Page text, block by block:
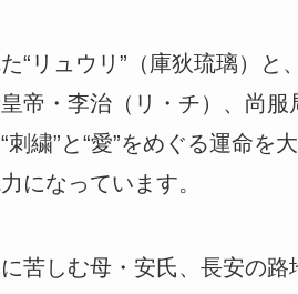
“リュウリ”（庫狄琉璃）と
帝・李治（リ・チ）、尚
刺繍”と“愛”をめぐる運命
になっています。
苦しむ母・安氏、長安の